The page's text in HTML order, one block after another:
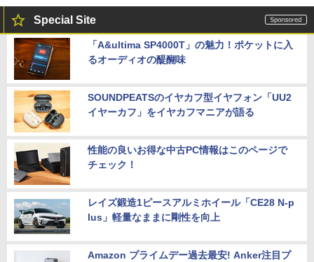
Special Site
「A&ultima SP4000T」の魅力！ポケットに入
るオーディオの醍醐味
SOUNDPEATSのイヤカフ型イヤフォン「UU2
イヤーカフ」をイヤカフマニアが語る
性能の良いお得な中古PC情報はこのページで
チェック！
レイズ鍛造1ピースアルミホイール「CE28 N-p
lus」軽量なままに剛性を向上
Amazon プライムデー過去最安! Anker注目プ